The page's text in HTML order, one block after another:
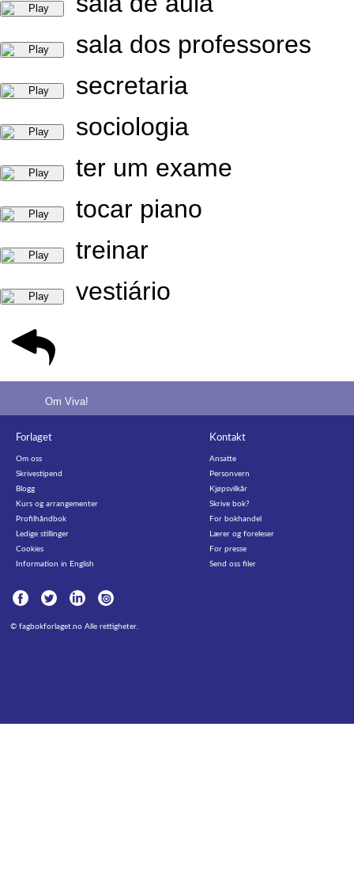
sala dos professores
secretaria
sociologia
ter um exame
tocar piano
treinar
vestiário
Om Viva!
Forlaget
Om oss
Skrivestipend
Blogg
Kurs og arrangementer
Profilhåndbok
Ledige stillinger
Cookies
Information in English
Kontakt
Ansatte
Personvern
Kjøpsvilkår
Skrive bok?
For bokhandel
Lærer og foreleser
For presse
Send oss filer
© fagbokforlaget.no Alle rettigheter.